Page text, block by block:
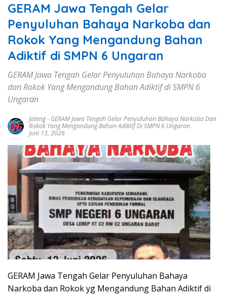
GERAM Jawa Tengah Gelar
Penyuluhan Bahaya Narkoba dan
Rokok Yang Mengandung Bahan
Adiktif di SMPN 6 Ungaran
GERAM Jawa Tengah Gelar Penyuluhan Bahaya Narkoba
dan Rokok Yang Mengandung Bahan Adiktif di SMPN 6
Ungaran
Jateng- GERAM Jawa Tengah Gelar Penyuluhan Bahaya Narkoba Dan
Rokok Yang Mengandung Bahan Adiktif Di SMPN 6 Ungaran
Juni 13, 2026
GERAM Jawa Tengah Gelar Penyuluhan Bahaya
Narkoba dan Rokok yg Mengandung Bahan Adiktif di